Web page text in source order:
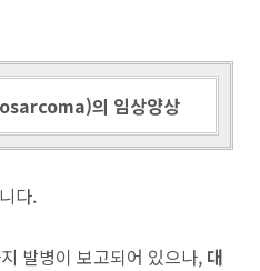
의 임상양상
다.
발병이 보고되어 있으나, 대